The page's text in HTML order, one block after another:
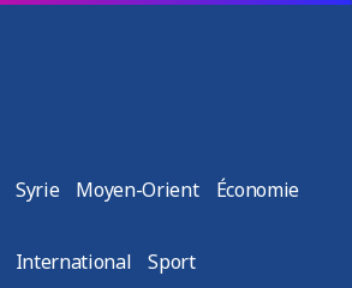
Syrie Moyen-Orient Économie
International Sport